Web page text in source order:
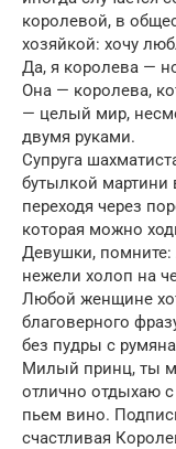
королевой, в
хозяйкой: хочу
Да, я королева —
Она — королева,
— целый мир,
двумя руками.
Супруга
бутылкой мартини
переходя через
которая можно
Девушки, помните:
нежели холоп на
Любой женщине
благоверного
без пудры с
Милый принц, ты
отлично отдыхаю
пьем вино.
счастливая